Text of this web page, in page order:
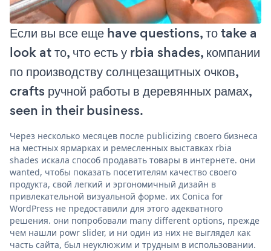
Если вы все еще have questions, то take a
look at то, что есть у rbia shades, компании
по производству солнцезащитных очков,
crafts ручной работы в деревянных рамах,
seen in their business.
Через несколько месяцев после publicizing своего бизнеса
на местных ярмарках и ремесленных выставках rbia
shades искала способ продавать товары в интернете. они
wanted, чтобы показать посетителям качество своего
продукта, свой легкий и эргономичный дизайн в
привлекательной визуальной форме. их Conica for
WordPress не предоставили для этого адекватного
решения. они попробовали many different options, прежде
чем нашли powr slider, и ни один из них не выглядел как
часть сайта, был неуклюжим и трудным в использовании.